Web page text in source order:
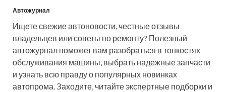
Автожурнал
Ищете свежие автоновости, честные отзывы
владельцев или советы по ремонту? Полезный
автожурнал поможет вам разобраться в тонкостях
обслуживания машины, выбрать надежные запчасти
и узнать всю правду о популярных новинках
автопрома. Заходите, читайте экспертные подборки и